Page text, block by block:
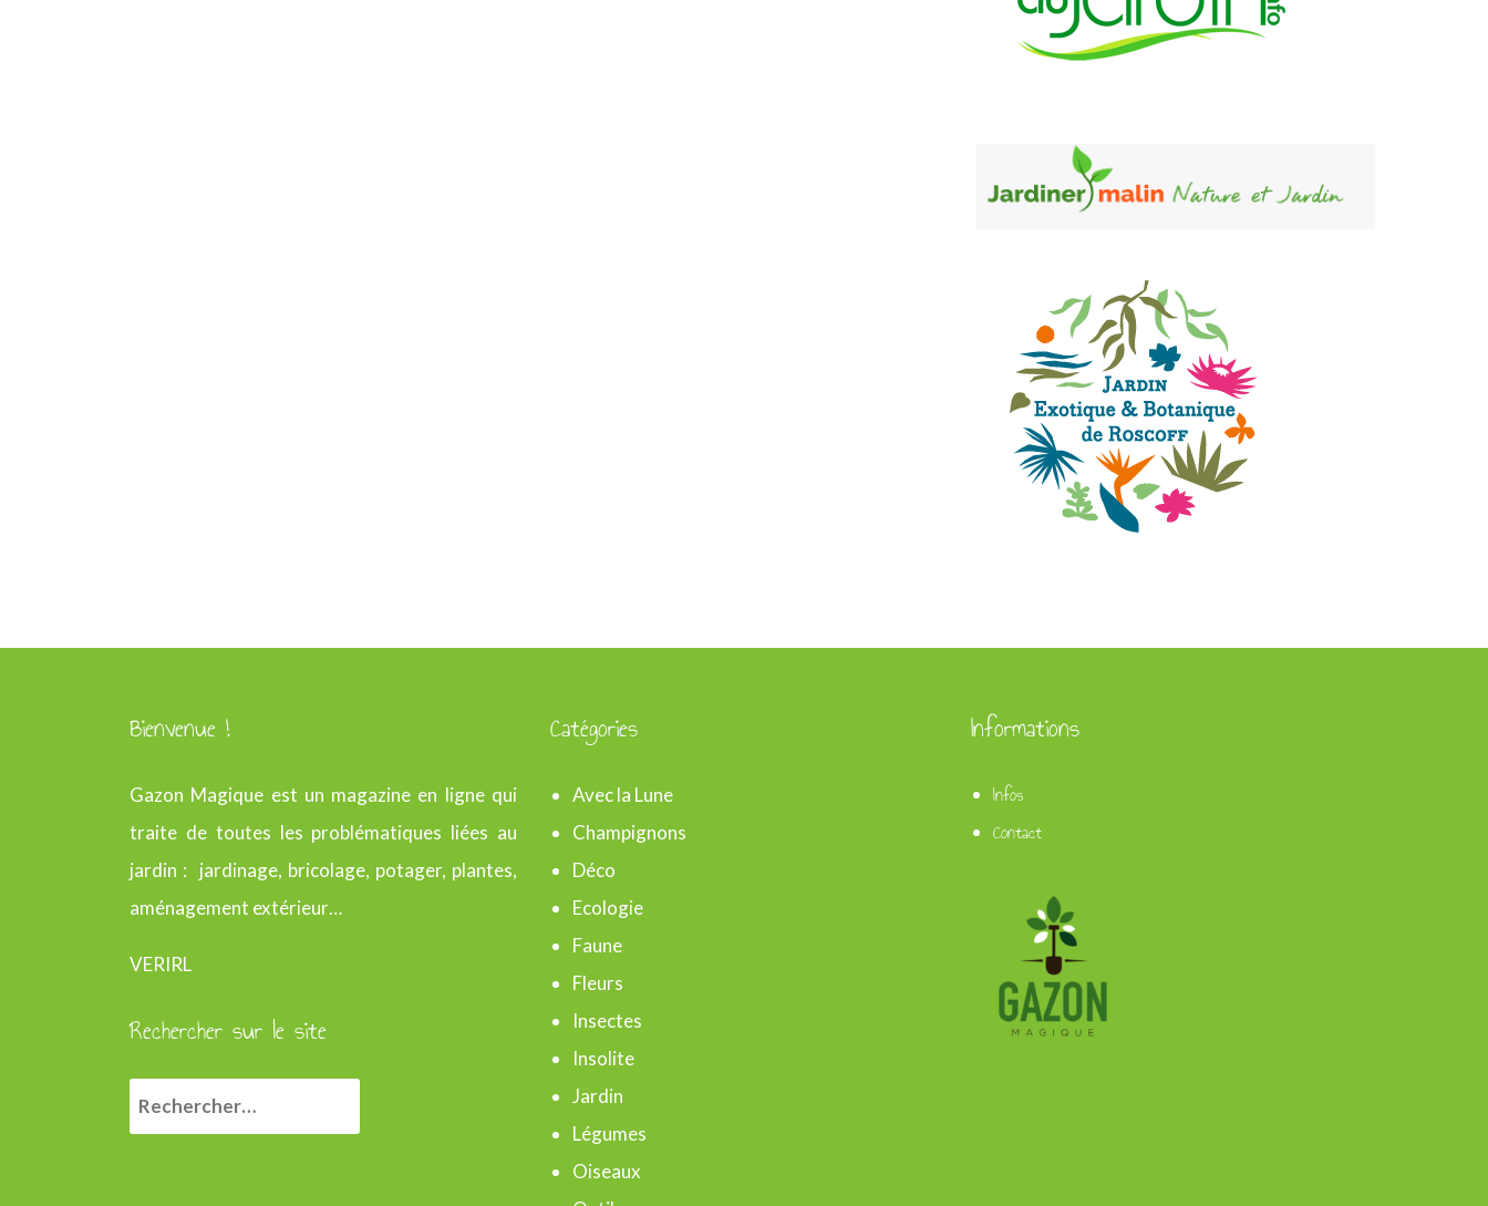
Bienvenue !
Gazon Magique est un magazine en ligne qui
traite de toutes les problématiques liées au
jardin : jardinage, bricolage, potager, plantes,
aménagement extérieur…
VERIRL
Rechercher sur le site
R
e
Catégories
Avec la Lune
Champignons
Déco
Ecologie
Faune
Fleurs
Insectes
Insolite
Jardin
Légumes
Oiseaux
Informations
Infos
Contact